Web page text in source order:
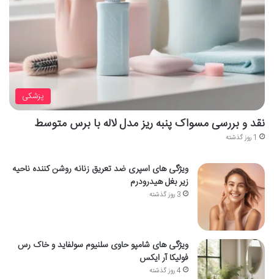
پزشکی
نقد و بررسی مسواک پنبه ریز مدل لاله با برس متوسط
1 روز گذشته
ویژگی های اسپری ضد تعریق زنانه روشن کننده ناحیه
زیر بغل هیدرودرم
3 روز گذشته
ویژگی های شامپو حاوی سلنیوم سولفاید و خاک رس
فولیکا آر ایکس
4 روز گذشته